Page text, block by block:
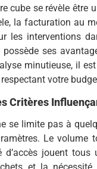
cube se révèle être
la facturation au
les interventions
ses
minutieuse, il
votre
Critères
se limite pas à
Le volume
d’accès jouent
et la